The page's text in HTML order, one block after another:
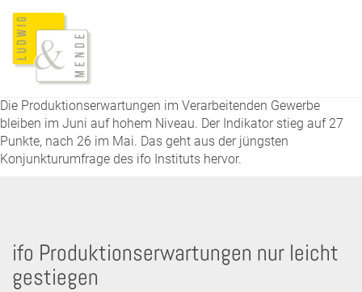
Die Produktionserwartungen im Verarbeitenden Gewerbe
bleiben im Juni auf hohem Niveau. Der Indikator stieg auf 27
Punkte, nach 26 im Mai. Das geht aus der jüngsten
Konjunkturumfrage des ifo Instituts hervor.
ifo Produktionserwartungen nur leicht
gestiegen